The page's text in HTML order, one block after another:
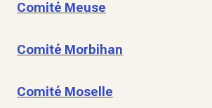
Comité Meuse
Comité Morbihan
Comité Moselle